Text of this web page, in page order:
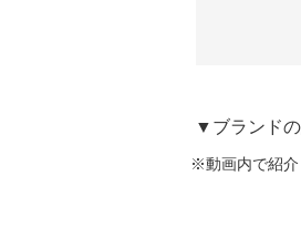
▼ブランドの
※動画内で紹介